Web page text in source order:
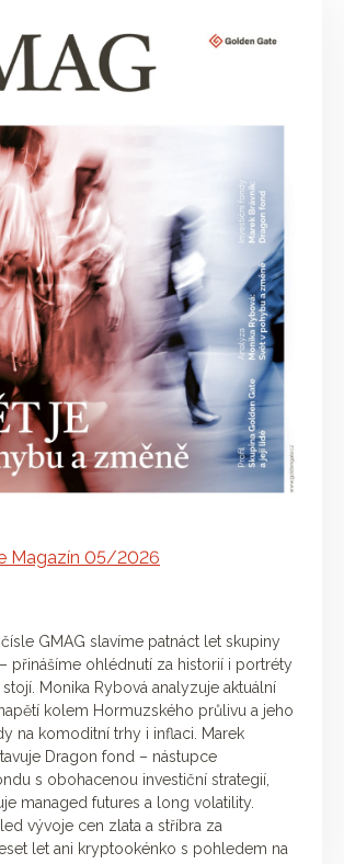
Magazín 05/2026
GMAG slavíme patnáct let skupiny
přinášíme ohlédnutí za historií i portréty
stojí. Monika Rybová analyzuje aktuální
kolem Hormuzského průlivu a jeho
na komoditní trhy i inflaci. Marek
Dragon fond – nástupce
s obohacenou investiční strategií,
managed futures a long volatility.
vývoje cen zlata a stříbra za
let ani kryptookénko s pohledem na